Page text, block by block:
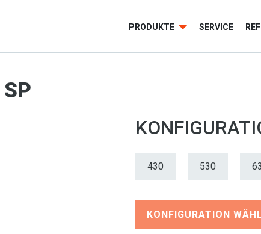
PRODUKTE SERVICE
430 530
KONFIGURATION